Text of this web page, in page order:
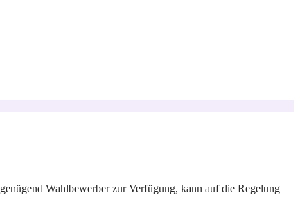
Wahlbewerber zur Verfügung, kann auf die Regelung